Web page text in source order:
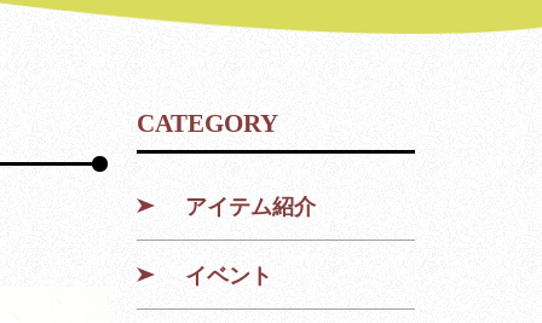
CATEGORY
アイテム紹介
イベント